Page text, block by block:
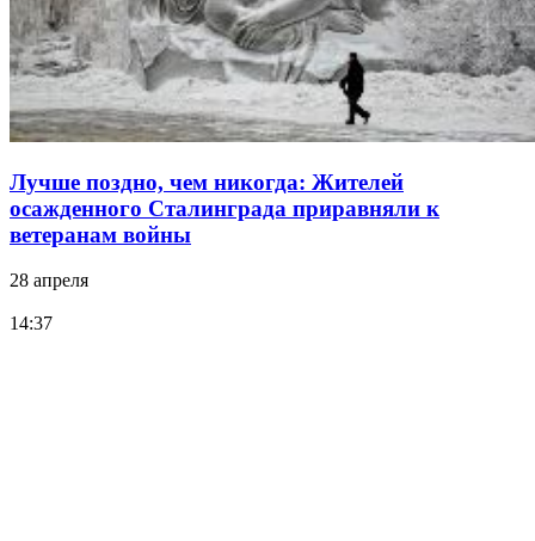
Лучше поздно, чем никогда: Жителей
осажденного Сталинграда приравняли к
ветеранам войны
28 апреля
14:37